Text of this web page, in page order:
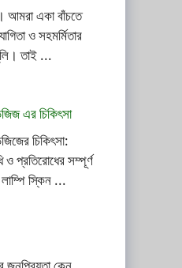
আমরা একা বাঁচতে
ও সহমর্মিতার
তাই ...
এর চিকিৎসা
চিকিৎসা:
ও প্রতিরোধের সম্পূর্ণ
স্কিন ...